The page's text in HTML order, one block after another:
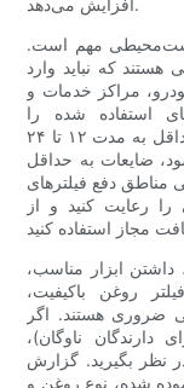
افزایش می‌دهد.
مهم است.
هستند که نباید وارد
مراکز خدمات و
استفاده شده را
می‌پذیرند. قبل از دفع، فیلتر استفاده شده را حداقل به مدت ۱۲ تا ۲۴
ضایعات به حداقل
دفع فیلترهای
رعایت کنید و از
ابزار مناسب،
روغن باکیفیت،
ضروری هستند. اگر
دارندگان ناوگان)،
نظر بگیرید. گزارش
شده، نوع روغن و